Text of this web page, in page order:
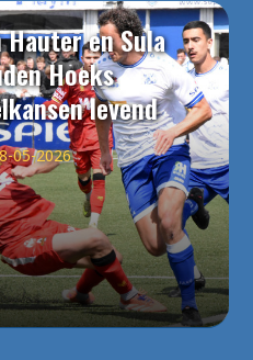
Hauter en Sula
Hoeks
levend
05-2026